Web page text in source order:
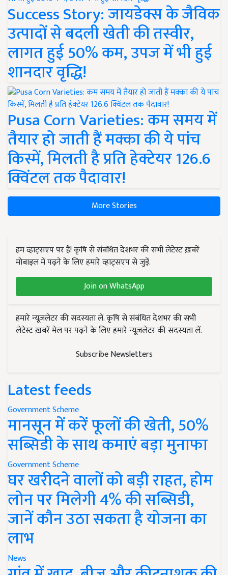
Success Story: जायडेक्स के जैविक
उत्पादों से बदली खेती की तस्वीर,
लागत हुई 50% कम, उपज में भी हुई
शानदार वृद्धि!
Pusa Corn Varieties: कम समय में
तैयार हो जाती हैं मक्का की ये पांच
किस्में, मिलती है प्रति हेक्टेयर 126.6
क्विंटल तक पैदावार!
More Stories
हम व्हाट्सएप पर हैं! कृषि से संबंधित देशभर की सभी लेटेस्ट ख़बरें
मोबाइल में पढ़ने के लिए हमारे व्हाट्सएप से जुड़ें.
Join on WhatsApp
हमारे न्यूज़लेटर की सदस्यता लें. कृषि से संबंधित देशभर की सभी
लेटेस्ट ख़बरें मेल पर पढ़ने के लिए हमारे न्यूज़लेटर की सदस्यता लें.
Subscribe Newsletters
Latest feeds
Government Scheme
मानसून में करें फूलों की खेती, 50%
सब्सिडी के साथ कमाएं बड़ा मुनाफा
Government Scheme
घर खरीदने वालों को बड़ी राहत, होम
लोन पर मिलेगी 4% की सब्सिडी,
जानें कौन उठा सकता है योजना का
लाभ
News